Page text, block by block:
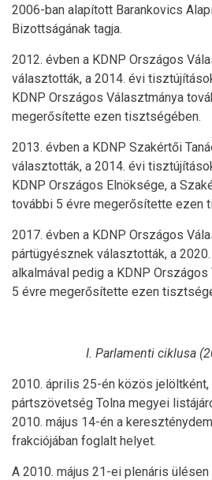
2006-ban alapított Barankovics
Bizottságának tagja.
2012. évben a KDNP Országos
választották, a 2014. évi
KDNP Országos Választmánya
megerősítette ezen tisztségében.
2013. évben a KDNP Szakértői
választották, a 2014. évi
KDNP Országos Elnöksége, a
további 5 évre megerősítette ezen
2017. évben a KDNP Országos
pártügyésznek választották, a
alkalmával pedig a KDNP
5 évre megerősítette ezen
I. Parlamenti ciklusa
2010. április 25-én közös
pártszövetség Tolna megyei
2010. május 14-én a
frakciójában foglalt helyet.
A 2010. május 21-ei plenáris